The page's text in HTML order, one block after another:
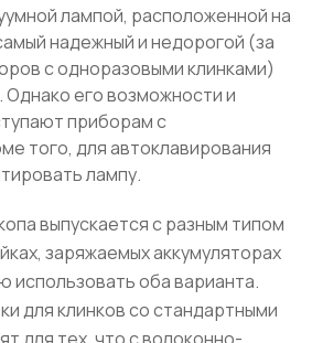
лампой, расположенной на
надежный и недорогой (за
с одноразовыми клинками)
Однако его возможности и
приборам с
того, для автоклавирования
лампу.
выпускается с разным типом
заряжаемых аккумуляторах
использовать оба варианта.
для клинков со стандартными